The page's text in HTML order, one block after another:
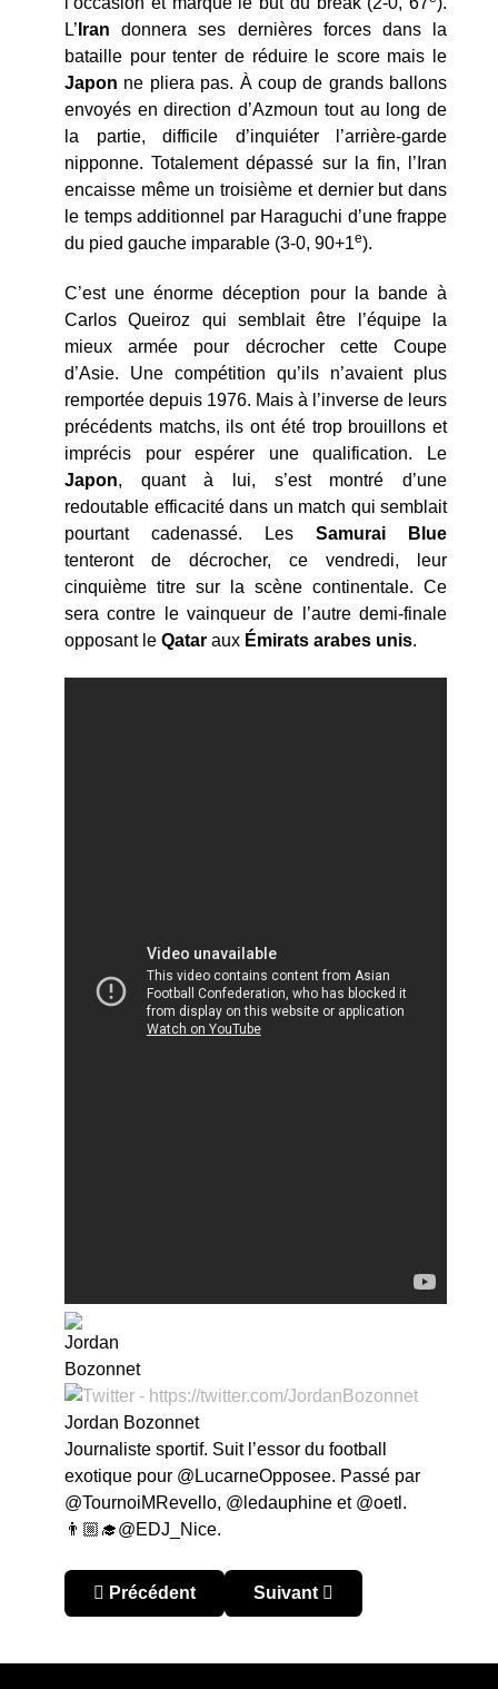
L’ Iran donnera ses dernières forces dans la
bataille pour tenter de réduire le score mais le
Japon ne pliera pas. À coup de grands ballons
envoyés en direction d’Azmoun tout au long de
la partie, difficile d’inquiéter l’arrière-garde
nipponne. Totalement dépassé sur la fin, l’Iran
encaisse même un troisième et dernier but dans
le temps additionnel par Haraguchi d’une frappe
du pied gauche imparable (3-0, 90+1e).
C’est une énorme déception pour la bande à
Carlos Queiroz qui semblait être l’équipe la
mieux armée pour décrocher cette Coupe
d’Asie. Une compétition qu’ils n’avaient plus
remportée depuis 1976. Mais à l’inverse de leurs
précédents matchs, ils ont été trop brouillons et
imprécis pour espérer une qualification. Le
Japon, quant à lui, s’est montré d’une
redoutable efficacité dans un match qui semblait
pourtant cadenassé. Les Samurai Blue
tenteront de décrocher, ce vendredi, leur
cinquième titre sur la scène continentale. Ce
sera contre le vainqueur de l’autre demi-finale
opposant le Qatar aux Émirats arabes unis.
Jordan Bozonnet
Journaliste sportif. Suit l’essor du football
exotique pour @LucarneOpposee. Passé par
@TournoiMRevello, @ledauphine et @oetl.
👨🏼‍🎓@EDJ_Nice.
Article précédent : Coupe d’Asie 2019 – Corée
Précédent Article suivant : Coupe
Suivant